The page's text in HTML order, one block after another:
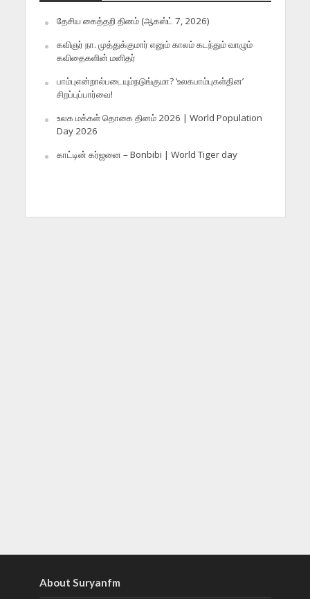
தேசிய கைத்தறி தினம் (ஆகஸ்ட் 7, 2026)
கவிஞர் நா. முத்துக்குமார் எனும் காலம் கடந்தும் வாழும்
கவிதைகளின் மனிதர்
பாம்புஎன்றால்படையும்நடுங்குமா? ‘உலகபாம்புகள்தின’
சிறப்புப்பார்வை!
உலக மக்கள் தொகை தினம் 2026 | World Population
Day 2026
காட்டின் கர்ஜனை – Bonbibi | World Tiger day
About Suryanfm